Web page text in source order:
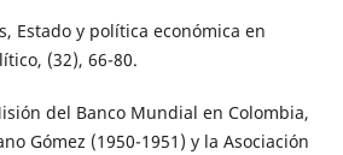
Estado y política económica en
(32), 66-80.
del Banco Mundial en Colombia,
Gómez (1950-1951) y la Asociación